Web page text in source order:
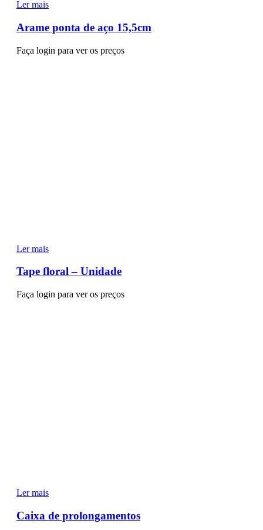
Ler mais
Arame ponta de aço 15,5cm
Faça login para ver os preços
Ler mais
Tape floral – Unidade
Faça login para ver os preços
Ler mais
Caixa de prolongamentos